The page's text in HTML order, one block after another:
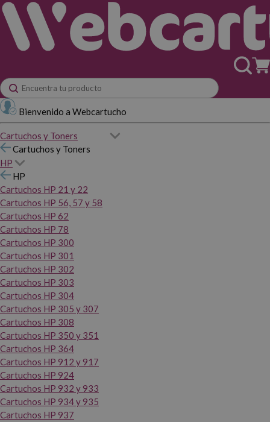
Bienvenido a Webcartucho
Cartuchos y Toners
Cartuchos y Toners
HP
HP
Cartuchos HP 21 y 22
Cartuchos HP 56, 57 y 58
Cartuchos HP 62
Cartuchos HP 78
Cartuchos HP 300
Cartuchos HP 301
Cartuchos HP 302
Cartuchos HP 303
Cartuchos HP 304
Cartuchos HP 305 y 307
Cartuchos HP 308
Cartuchos HP 350 y 351
Cartuchos HP 364
Cartuchos HP 912 y 917
Cartuchos HP 924
Cartuchos HP 932 y 933
Cartuchos HP 934 y 935
Cartuchos HP 937